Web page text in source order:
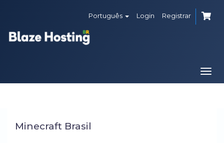
Português Login Registrar
Minecraft Brasil